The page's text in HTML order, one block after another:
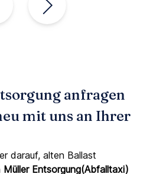
anfragen
mit uns an Ihrer
darauf, alten Ballast
Müller Entsorgung(Abfalltaxi)